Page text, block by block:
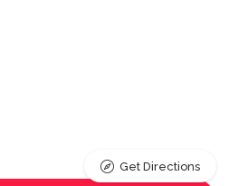
Get Directions